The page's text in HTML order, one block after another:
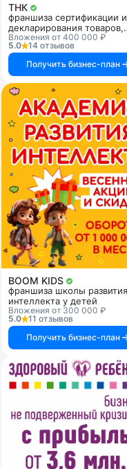
ТНК
франшиза сертификации и
декларирования товаров,
продукции и услуг
Вложения от 400 000 ₽
5.0
14 отзывов
Получить бизнес-план
BOOM KIDS
франшиза школы развития
интеллекта у детей
Вложения от 300 000 ₽
5.0
11 отзывов
Получить бизнес-план